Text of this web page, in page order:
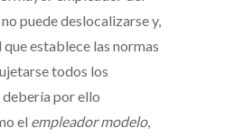
puede deslocalizarse y,
establece las normas
todos los
por ello
el empleador modelo,